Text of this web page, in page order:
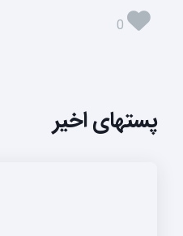
0
پستهای اخیر